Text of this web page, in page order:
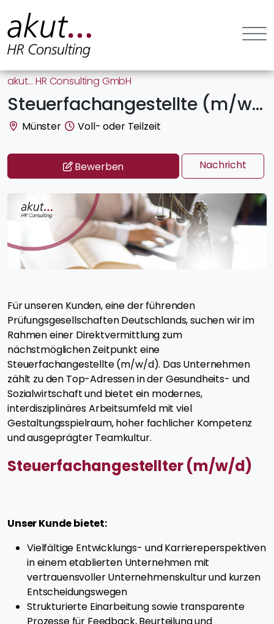
akut… HR Consulting GmbH
Steuerfachangestellte (m/w/d)
Münster Voll- oder Teilzeit
Bewerben Nachricht
Für unseren Kunden, eine der führenden
Prüfungsgesellschaften Deutschlands, suchen wir im
Rahmen einer Direktvermittlung zum
nächstmöglichen Zeitpunkt eine
Steuerfachangestellte (m/w/d). Das Unternehmen
zählt zu den Top-Adressen in der Gesundheits- und
Sozialwirtschaft und bietet ein modernes,
interdisziplinäres Arbeitsumfeld mit viel
Gestaltungsspielraum, hoher fachlicher Kompetenz
und ausgeprägter Teamkultur.
Steuerfachangestellter (m/w/d)
Unser Kunde bietet:
Vielfältige Entwicklungs- und Karriereperspektiven
in einem etablierten Unternehmen mit
vertrauensvoller Unternehmenskultur und kurzen
Entscheidungswegen
Strukturierte Einarbeitung sowie transparente